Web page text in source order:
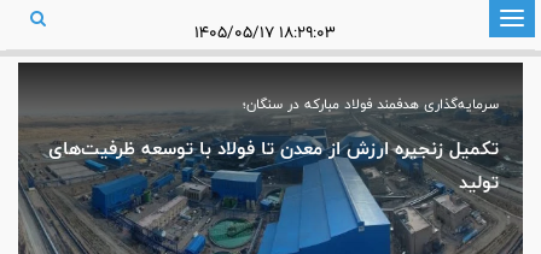
تغییر
وضعیت
ناوبری
سرمایه‌گذاری هدفمند فولاد مبارکه در سنگان؛
تکمیل زنجیره ارزش از معدن تا فولاد با توسعه ظرفیت‌های
تولید